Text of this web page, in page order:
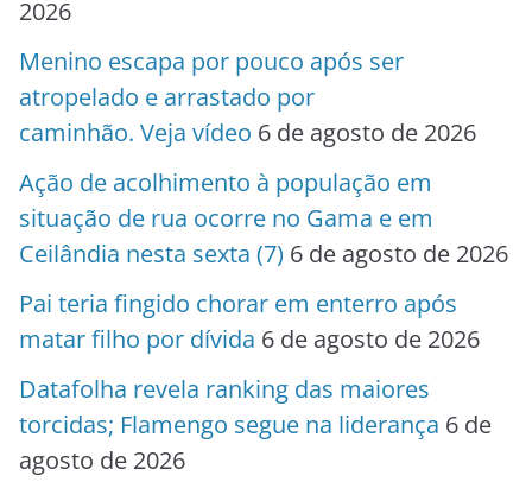
2026
Menino escapa por pouco após ser
atropelado e arrastado por
caminhão. Veja vídeo 6 de agosto de 2026
Ação de acolhimento à população em
situação de rua ocorre no Gama e em
Ceilândia nesta sexta (7) 6 de agosto de 2026
Pai teria fingido chorar em enterro após
matar filho por dívida 6 de agosto de 2026
Datafolha revela ranking das maiores
torcidas; Flamengo segue na liderança 6 de
agosto de 2026